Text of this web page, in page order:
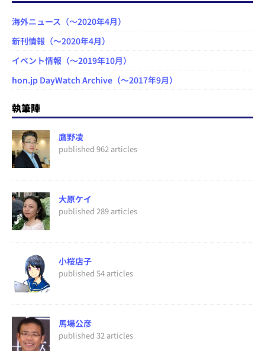
海外ニュース（～2020年4月）
新刊情報（～2020年4月）
イベント情報（～2019年10月）
hon.jp DayWatch Archive（～2017年9月）
執筆陣
鷹野凌
published 962 articles
大原ケイ
published 289 articles
小桜店子
published 54 articles
馬場公彦
published 32 articles